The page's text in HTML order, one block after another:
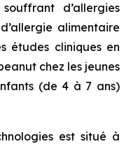
d’allergies
alimentaire
études cliniques en
chez les jeunes
(de 4 à 7 ans)
est situé à